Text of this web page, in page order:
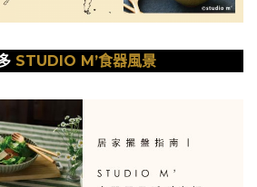
STUDIO M’食器風景